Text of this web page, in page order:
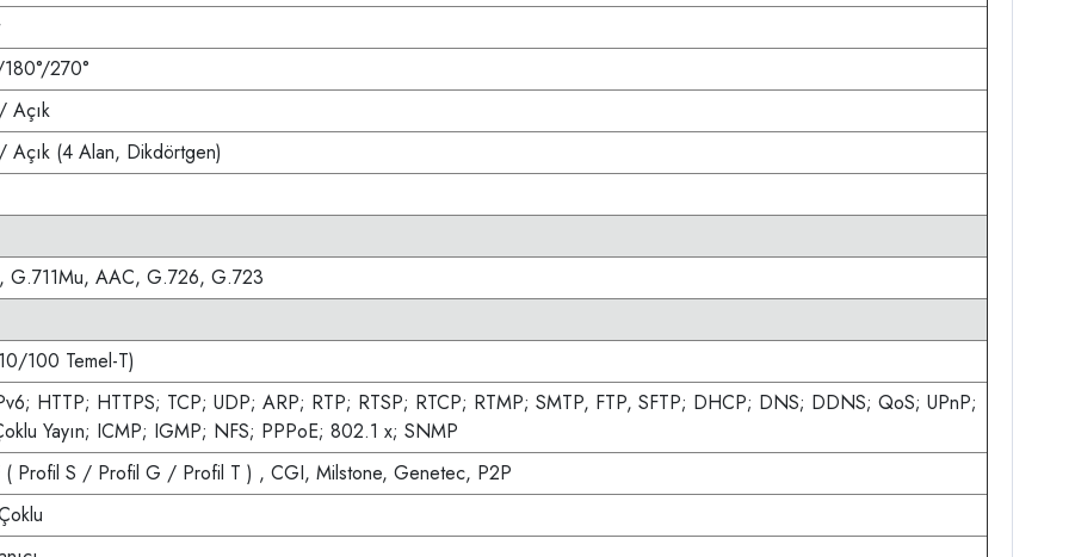
270°
Açık
Açık (4 Alan, Dikdörtgen)
G.711Mu, AAC, G.726, G.723
100 Temel-T)
HTTP; HTTPS; TCP; UDP; ARP; RTP; RTSP; RTCP; RTMP; SMTP, FTP, SFTP; DHCP; DNS; DDNS; QoS; UPnP;
Yayın; ICMP; IGMP; NFS; PPPoE; 802.1 x; SNMP
( Profil S / Profil G / Profil T ) , CGI, Milstone, Genetec, P2P